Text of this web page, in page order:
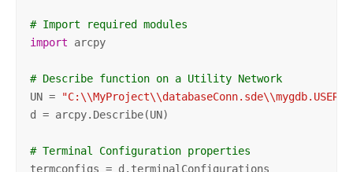
# Import required modules
import arcpy
# Describe function on a Utility Network
UN =
d = arcpy.Describe(UN)
# Terminal Configuration properties